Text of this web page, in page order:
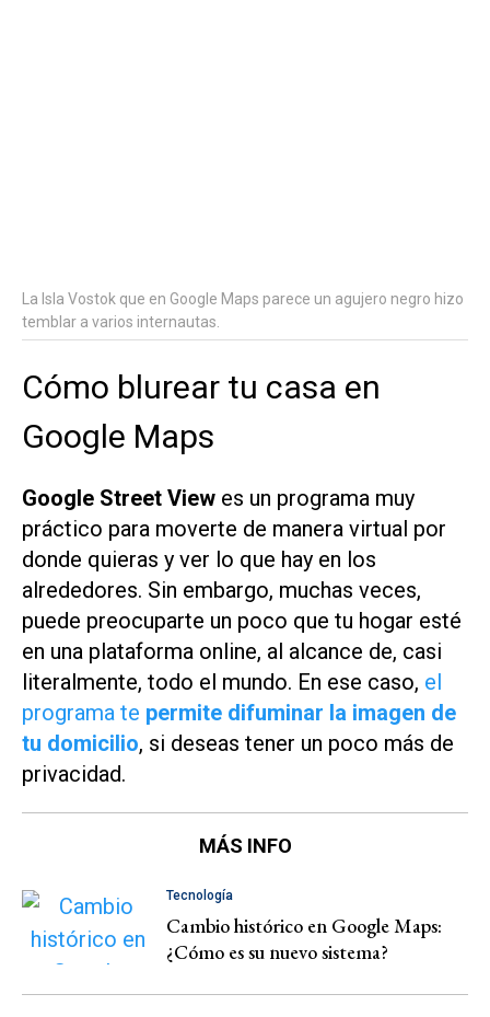
La Isla Vostok que en Google Maps parece un agujero negro hizo
temblar a varios internautas.
Cómo blurear tu casa en
Google Maps
Google Street View es un programa muy
práctico para moverte de manera virtual por
donde quieras y ver lo que hay en los
alrededores. Sin embargo, muchas veces,
puede preocuparte un poco que tu hogar esté
en una plataforma online, al alcance de, casi
literalmente, todo el mundo. En ese caso, el
programa te permite difuminar la imagen de
tu domicilio, si deseas tener un poco más de
privacidad.
MÁS INFO
Tecnología
Cambio histórico en Google Maps:
¿Cómo es su nuevo sistema?